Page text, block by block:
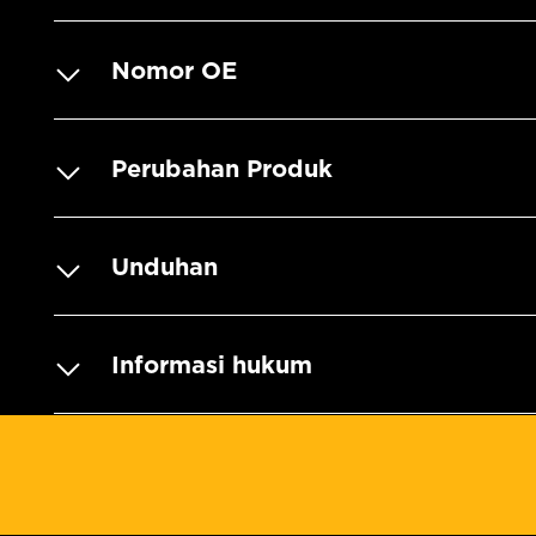
Nomor OE
Perubahan Produk
Unduhan
Informasi hukum